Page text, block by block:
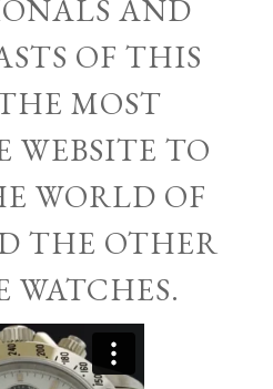
AND
OF THIS
MOST
WEBSITE TO
WORLD OF
THE OTHER
WATCHES.